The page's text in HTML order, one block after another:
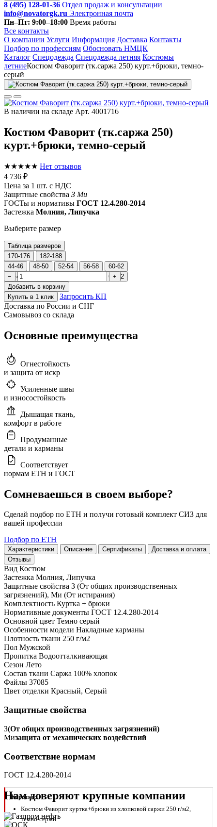
8 (495) 128-01-36 Отдел продаж и консультации
info@novatorgk.ru Электронная почта
Пн–Пт: 9:00–18:00 Время работы
Все контакты
О компании Услуги Информация Доставка Контакты
Подбор по профессиям Обосновать НМЦК
Каталог Спецодежда Спецодежда летняя Костюмы
летниеКостюм Фаворит (тк.саржа 250) курт.+брюки, темно-
серый
В наличии на складе Арт. 4001716
Костюм Фаворит (тк.саржа 250)
курт.+брюки, темно-серый
★★★★★ Нет отзывов
4 736 ₽
Цена за 1 шт. с НДС
Защитные свойства З Ми
ГОСТы и нормативы ГОСТ 12.4.280-2014
Застежка Молния, Липучка
Выберите размер
Таблица размеров
170-176
182-188
44-46
48-50 52-54 56-58
60-62
44-46
60-62
−
+
Добавить в корзину
Купить в 1 клик
Запросить КП
Доставка по России и СНГ
Самовывоз со склада
Основные преимущества
Огнестойкость
и защита от искр
Усиленные швы
и износостойкость
Дышащая ткань,
комфорт в работе
Продуманные
детали и карманы
Соответствует
нормам ЕТН и ГОСТ
Сомневаешься в своем выборе?
Сделай подбор по ЕТН и получи готовый комплект СИЗ для
вашей профессии
Подбор по ЕТН
Характеристики Описание Сертификаты
Доставка и оплата
Отзывы
Вид Костюм
Застежка Молния, Липучка
Защитные свойства З (От общих производственных
загрязнений), Ми (От истирания)
Комплектность Куртка + брюки
Нормативные документы ГОСТ 12.4.280-2014
Основной цвет Темно серый
Особенности модели Накладные карманы
Плотность ткани 250 г/м2
Пол Мужской
Пропитка Водоотталкивающая
Сезон Лето
Состав ткани Саржа 100% хлопок
Файлы 37085
Цвет отделки Красный, Серый
Защитные свойства
З(От общих производственных загрязнений)
Мизащита от механических воздействий
Соответствие нормам
ГОСТ 12.4.280-2014
Коротко:
Костюм Фаворит куртка+брюки из хлопковой саржи 250 г/м2,
темно-серый
Нам доверяют крупные компании